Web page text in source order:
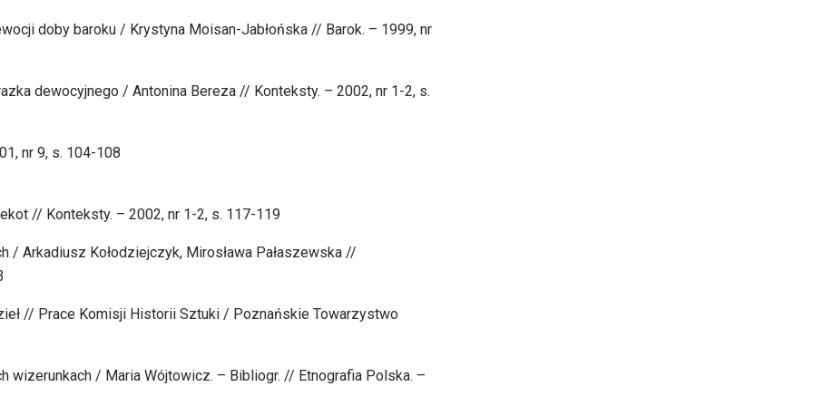
doby baroku / Krystyna Moisan-Jabłońska // Barok. – 1999, nr
dewocyjnego / Antonina Bereza // Konteksty. – 2002, nr 1-2, s.
nr 9, s. 104-108
// Konteksty. – 2002, nr 1-2, s. 117-119
/ Arkadiusz Kołodziejczyk, Mirosława Pałaszewska //
// Prace Komisji Historii Sztuki / Poznańskie Towarzystwo
wizerunkach / Maria Wójtowicz. – Bibliogr. // Etnografia Polska. –